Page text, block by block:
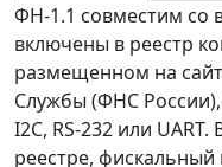
ФН-1.1 совместим со
включены в реестр
размещенном на
Службы (ФНС
I2C, RS-232 или
реестре, фискальный